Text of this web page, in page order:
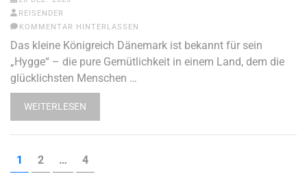
REISENDER
KOMMENTAR HINTERLASSEN
Das kleine Königreich Dänemark ist bekannt für sein
„Hygge“ – die pure Gemütlichkeit in einem Land, dem die
glücklichsten Menschen …
WEITERLESEN
Seitennummerierung
der
SEITE
1 SEITE
2 … SEITE
4